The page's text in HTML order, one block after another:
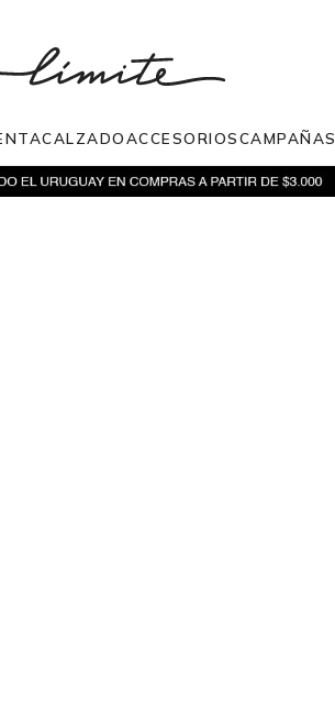
CALZADOACCESORIOSCAMPAÑAS